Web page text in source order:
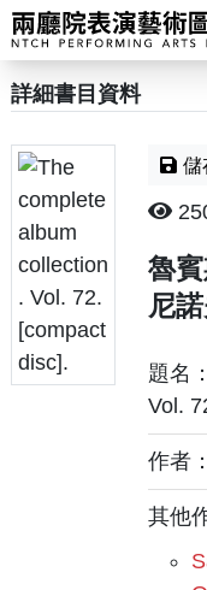
詳細書目資料
儲
魯
尼
題名
Vol.
作者：
其他